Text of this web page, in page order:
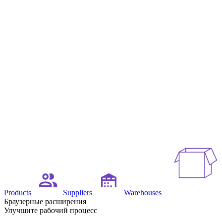
Products Suppliers Warehouses
Браузерные расширения
Улучшите рабочий процесс